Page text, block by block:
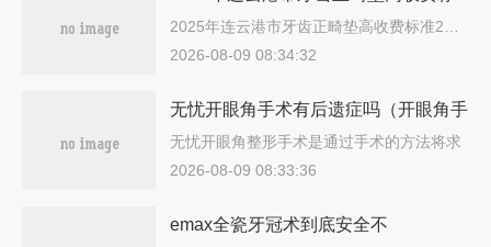
准2025热心推荐-连云港市牙齿正畸垫
高都怎么收费
2025年连云港市牙齿正畸垫高收费标准2…
2026-08-09 08:34:32
无忧开眼角手术有后遗症吗（开眼角手
术麻烦吗）
无忧开眼角整形手术是通过手术的方法将求
美…
2026-08-09 08:33:36
emax全瓷牙冠术到底安全不